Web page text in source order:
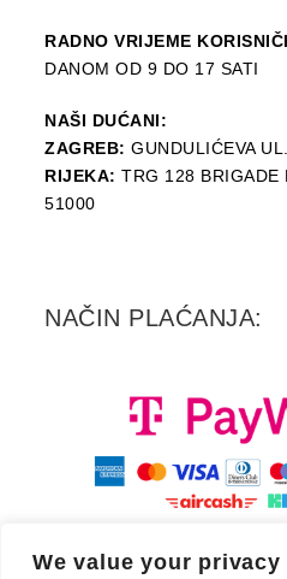
We value your privacy
RADNO VRIJEME
DANOM OD 9 DO 17 SATI
NAŠI DUĆANI:
ZAGREB: GUNDULIĆEVA
RIJEKA: TRG 128 BRIGADE
51000
NAČIN PLAĆANJA: